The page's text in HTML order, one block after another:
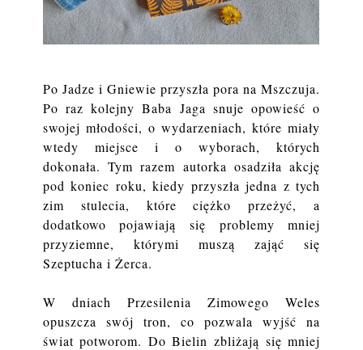
Po Jadze i Gniewie przyszła pora na Mszczuja.
Po raz kolejny Baba Jaga snuje opowieść o
swojej młodości, o wydarzeniach, które miały
wtedy miejsce i o wyborach, których
dokonała. Tym razem autorka osadziła akcję
pod koniec roku, kiedy przyszła jedna z tych
zim stulecia, które ciężko przeżyć, a
dodatkowo pojawiają się problemy mniej
przyziemne, którymi muszą zająć się
Szeptucha i Żerca.
W dniach Przesilenia Zimowego Weles
opuszcza swój tron, co pozwala wyjść na
świat potworom. Do Bielin zbliżają się mniej